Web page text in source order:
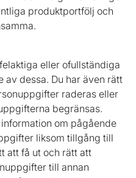
produktportfölj och
eller ofullständiga
av dessa. Du har även rätt
raderas eller
begränsas.
om pågående
liksom tillgång till
att få ut och rätt att
till annan